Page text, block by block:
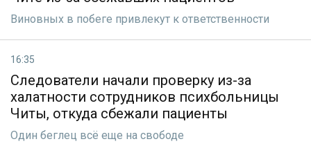
Виновных в побеге привлекут к ответственности
16:35
Следователи начали проверку из-за
халатности сотрудников психбольницы
Читы, откуда сбежали пациенты
Один беглец всё еще на свободе